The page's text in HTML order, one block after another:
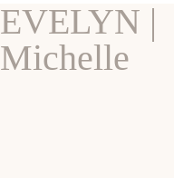
EVELYN |
Michelle